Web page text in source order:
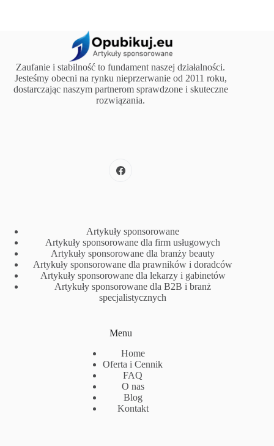
Zaufanie i stabilność to fundament naszej działalności.
Jesteśmy obecni na rynku nieprzerwanie od 2011 roku,
dostarczając naszym partnerom sprawdzone i skuteczne
rozwiązania.
Artykuły sponsorowane
Artykuły sponsorowane dla firm usługowych
Artykuły sponsorowane dla branży beauty
Artykuły sponsorowane dla prawników i doradców
Artykuły sponsorowane dla lekarzy i gabinetów
Artykuły sponsorowane dla B2B i branż
specjalistycznych
Menu
Home
Oferta i Cennik
FAQ
O nas
Blog
Kontakt